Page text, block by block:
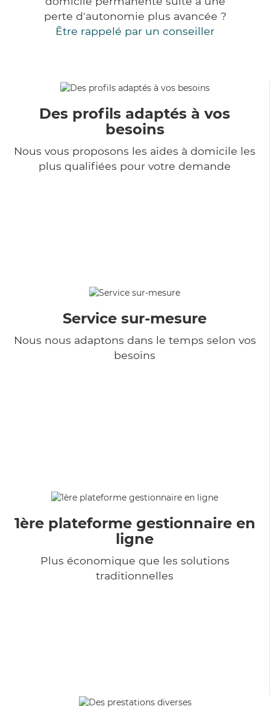
perte d'autonomie plus avancée ?
Être rappelé par un conseiller
Des profils adaptés à vos
besoins
Nous vous proposons les aides à domicile les
plus qualifiées pour votre demande
Service sur-mesure
Nous nous adaptons dans le temps selon vos
besoins
1ère plateforme gestionnaire en
ligne
Plus économique que les solutions
traditionnelles